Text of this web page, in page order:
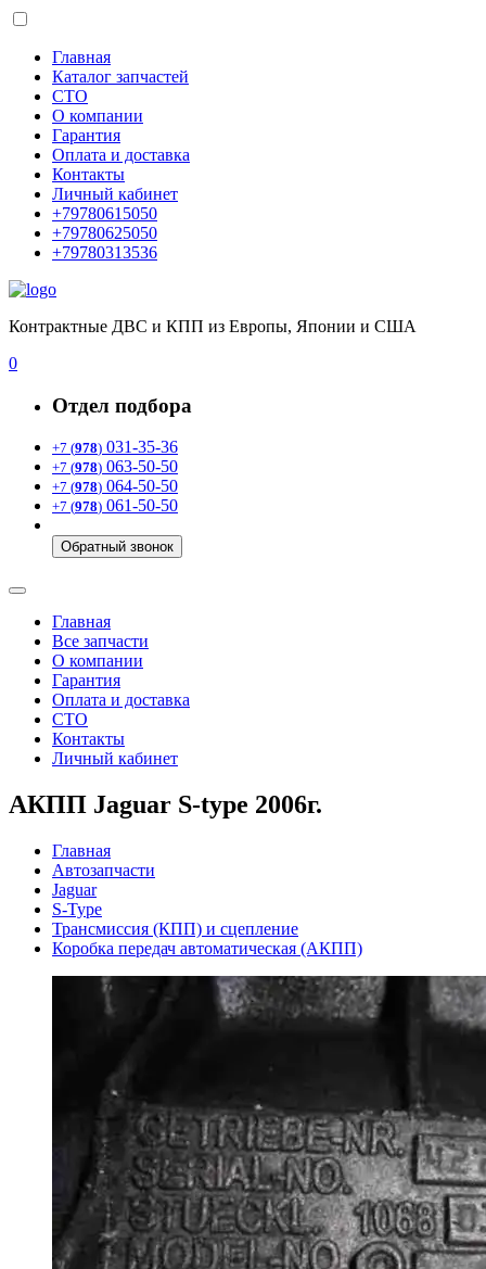
Главная
Каталог запчастей
СТО
О компании
Гарантия
Оплата и доставка
Контакты
Личный кабинет
+79780615050
+79780625050
+79780313536
Контрактные ДВС и КПП из Европы, Японии и США
0
Отдел подбора
+7 (978) 031-35-36
+7 (978) 063-50-50
+7 (978) 064-50-50
+7 (978) 061-50-50
Обратный звонок
Главная
Все запчасти
О компании
Гарантия
Оплата и доставка
СТО
Контакты
Личный кабинет
АКПП Jaguar S-type 2006г.
Главная
Автозапчасти
Jaguar
S-Type
Трансмиссия (КПП) и сцепление
Коробка передач автоматическая (АКПП)